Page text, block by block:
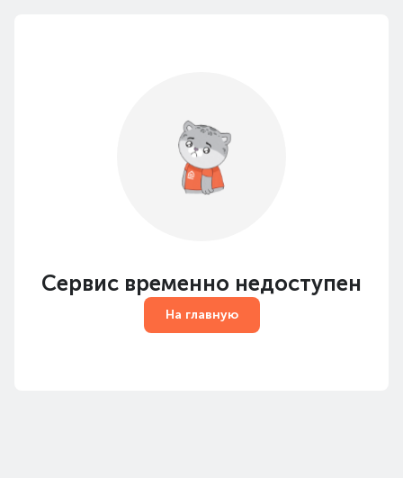
Сервис временно недоступен
На главную